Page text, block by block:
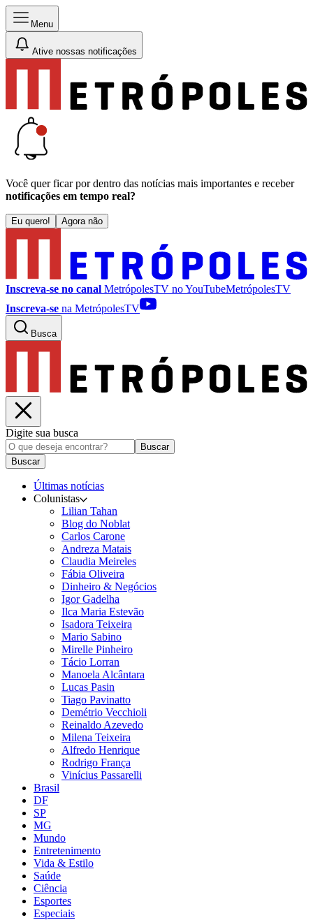
Menu
Ative nossas notificações
Você quer ficar por dentro das notícias mais importantes e receber
notificações em tempo real?
Eu quero! Agora não
Inscreva-se no canal MetrópolesTV noYouTubeMetrópolesTV
Inscreva-se na MetrópolesTV
Busca
Digite sua busca
Buscar
Buscar
Últimas notícias
Colunistas
Lilian Tahan
Blog do Noblat
Carlos Carone
Andreza Matais
Claudia Meireles
Fábia Oliveira
Dinheiro & Negócios
Igor Gadelha
Ilca Maria Estevão
Isadora Teixeira
Mario Sabino
Mirelle Pinheiro
Tácio Lorran
Manoela Alcântara
Lucas Pasin
Tiago Pavinatto
Demétrio Vecchioli
Reinaldo Azevedo
Milena Teixeira
Alfredo Henrique
Rodrigo França
Vinícius Passarelli
Brasil
DF
SP
MG
Mundo
Entretenimento
Vida & Estilo
Saúde
Ciência
Esportes
Especiais